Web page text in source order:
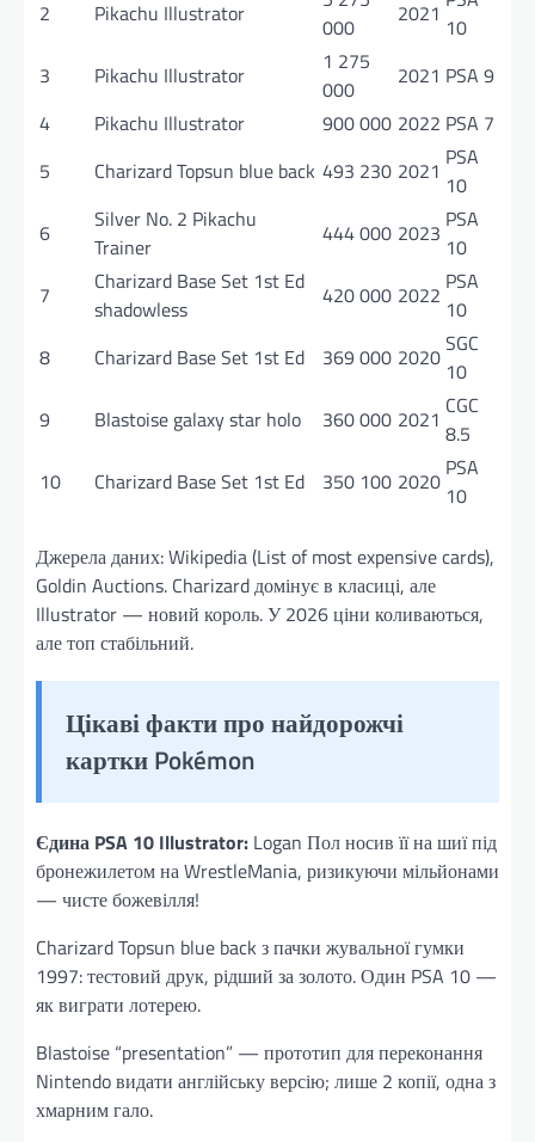
2 Pikachu Illustrator
000
2021 10
3
Pikachu Illustrator
1 275
000
2021 PSA 9
4
Pikachu Illustrator 900 000 2022 PSA 7
5
Charizard Topsun blue back 493 230 2021 PSA
10
6
Silver No. 2 Pikachu
Trainer
444 000 2023 PSA
10
7
Charizard Base Set 1st Ed
shadowless
420 000 2022 PSA
10
8
Charizard Base Set 1st Ed 369 000 2020SGC
10
9
Blastoise galaxy star holo 360 000 2021 CGC
8.5
10
Charizard Base Set 1st Ed 350 100 2020 PSA
10
Джерела даних: Wikipedia (List of most expensive cards),
Goldin Auctions. Charizard домінує в класиці, але
Illustrator — новий король. У 2026 ціни коливаються,
але топ стабільний.
Цікаві факти про найдорожчі
картки Pokémon
Єдина PSA 10 Illustrator: Logan Пол носив її на шиї під
бронежилетом на WrestleMania, ризикуючи мільйонами
— чисте божевілля!
Charizard Topsun blue back з пачки жувальної гумки
1997: тестовий друк, рідший за золото. Один PSA 10 —
як виграти лотерею.
Blastoise “presentation” — прототип для переконання
Nintendo видати англійську версію; лише 2 копії, одна з
хмарним гало.